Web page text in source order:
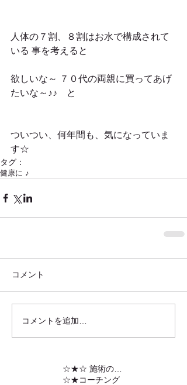
人体の７割、８割はお水で構成されて
いる 事を考えると
欲しいな～ ７０代の両親に買ってあげ
たいな～♪♪　と
ついつい、何年間も、気になっていま
す☆
タグ：
健康に ♪
コメント
コメントを追加…
☆★コーチング